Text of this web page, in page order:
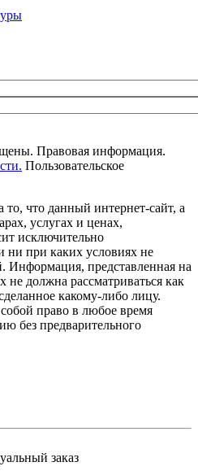
Правовая информация.
Пользовательское
что данный интернет-сайт, а
услугах и ценах,
исключительно
при каких условиях не
Информация, представленная на
не должна рассматриваться как
какому-либо лицу.
собой право в любое время
без предварительного
заказ